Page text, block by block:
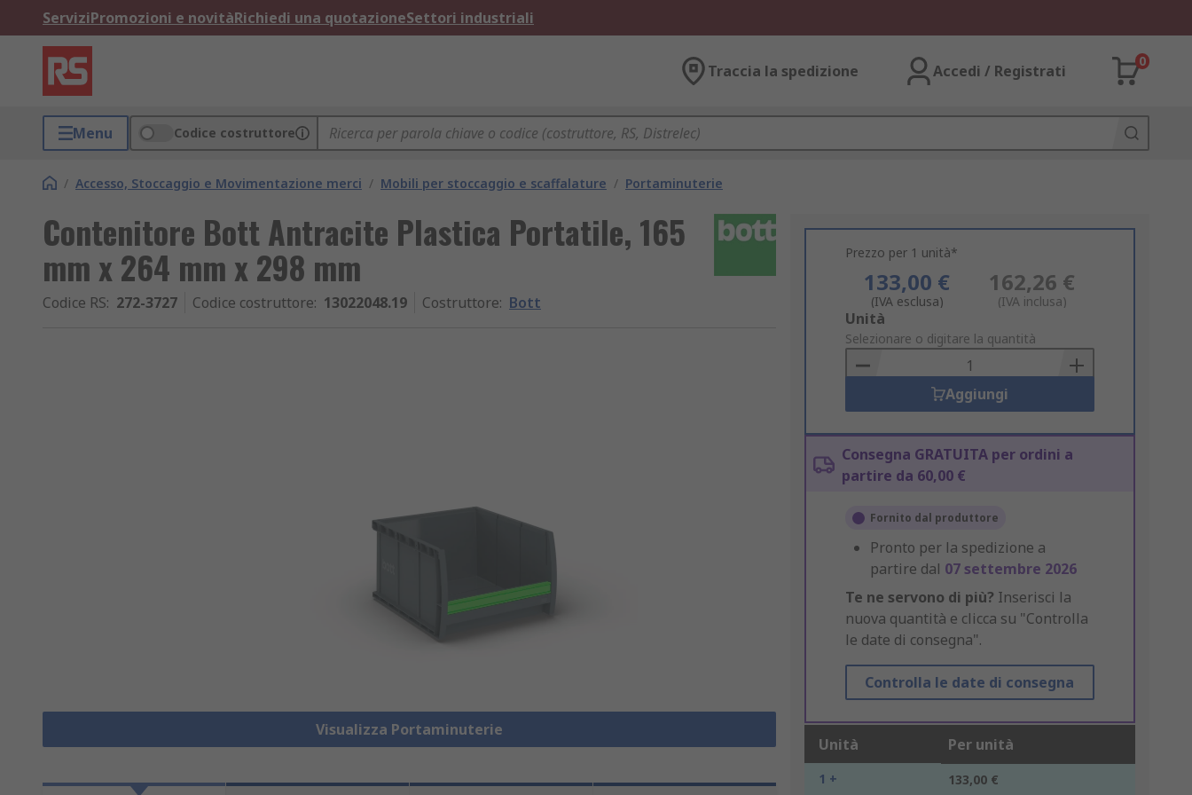
ServiziPromozioni e novitàRichiedi una quotazioneSettori industriali
Traccia la spedizione Accedi / Registrati
0
Menu Codice costruttore
/ Accesso, Stoccaggio e Movimentazione merci / Mobili per stoccaggio e scaffalature / Portaminuterie
Contenitore Bott Antracite Plastica Portatile, 165
mm x 264 mm x 298 mm
Codice RS: 272-3727 Codice costruttore: 13022048.19 Costruttore: Bott
Visualizza Portaminuterie
Prezzo per 1 unità*
133,00 €
(IVA esclusa)
162,26 €
(IVA inclusa)
Add
to
Basket
Unità
Selezionare o digitare la quantità
Aggiungi
Consegna GRATUITA per ordini a
partire da 60,00 €
Fornito dal produttore
Pronto per la spedizione a
partire dal 07 settembre 2026
Te ne servono di più? Inserisci la
nuova quantità e clicca su "Controlla
le date di consegna".
Controlla le date di consegna
Unità Per unità
1 + 133,00 €